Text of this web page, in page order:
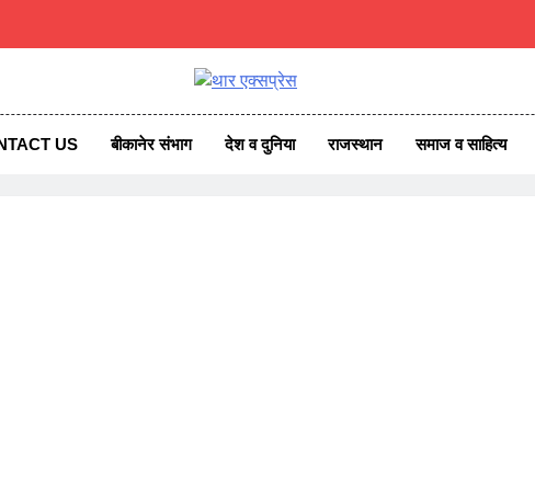
News
US बीकानेर संभाग देश व दुनिया राजस्थान समाज व साहित्य